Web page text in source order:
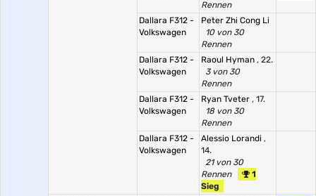
Rennen
Dallara F312 -
Volkswagen
Peter Zhi Cong Li
10 von 30
Rennen
Dallara F312 -
Volkswagen
Raoul Hyman , 22.
3 von 30
Rennen
Dallara F312 -
Volkswagen
Ryan Tveter , 17.
18 von 30
Rennen
Dallara F312 -
Volkswagen
Alessio Lorandi ,
14.
21 von 30
Rennen
1
Sieg